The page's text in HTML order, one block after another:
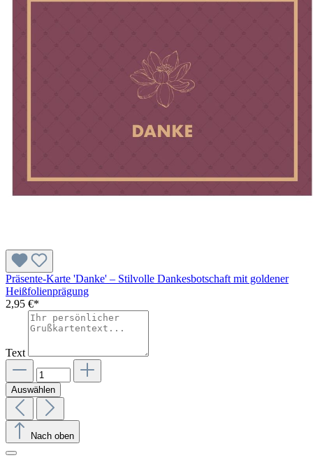
Präsente-Karte 'Danke' – Stilvolle Dankesbotschaft mit goldener
Heißfolienprägung
2,95 €*
Text
Auswählen
Nach oben